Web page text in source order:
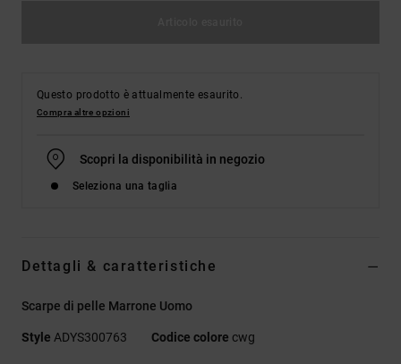
Questo prodotto è attualmente esaurito.
Compra altre opzioni
Scopri la disponibilità in negozio
Seleziona una taglia
Dettagli & caratteristiche
Scarpe di pelle Marrone Uomo
Style ADYS300763 Codice colore cwg